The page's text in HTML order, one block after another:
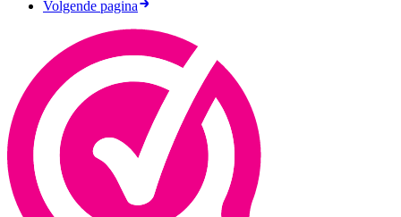
Volgende pagina